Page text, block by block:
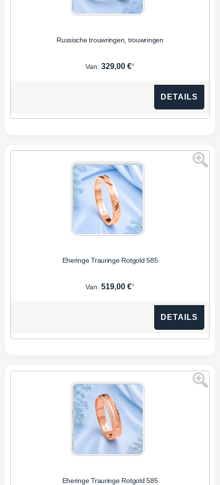
Russische trouwringen, trouwringen
Van: 329,00 €*
DETAILS
Eheringe Trauringe Rotgold 585
Van: 519,00 €*
DETAILS
Eheringe Trauringe Rotgold 585